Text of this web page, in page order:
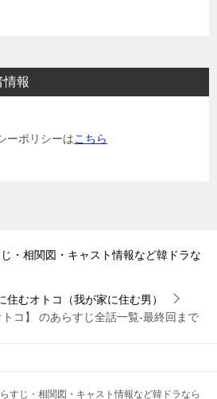
情報
ーポリシーはこちら
・相関図・キャスト情報など韓ドラな
住むオトコ（我が家に住む男）
コ】 のあらすじ全話一覧-最終回まで
すじ・相関図・キャスト情報など韓ドラなら